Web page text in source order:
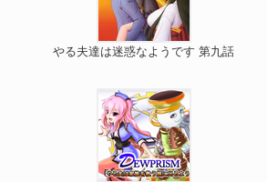
やる夫達は迷惑なようです 第九話